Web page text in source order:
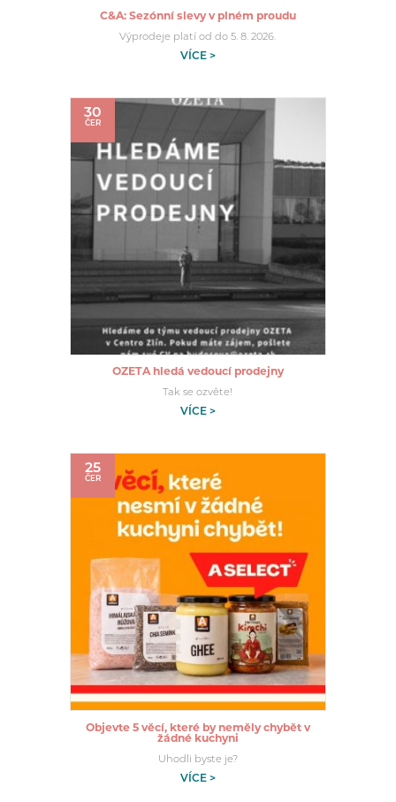
C&A: Sezónní slevy v plném proudu
Výprodeje platí od do 5. 8. 2026.
VÍCE >
30
ČER
OZETA hledá vedoucí prodejny
Tak se ozvěte!
VÍCE >
25
ČER
Objevte 5 věcí, které by neměly chybět v
žádné kuchyni
Uhodli byste je?
VÍCE >